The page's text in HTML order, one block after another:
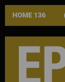
HOME 136